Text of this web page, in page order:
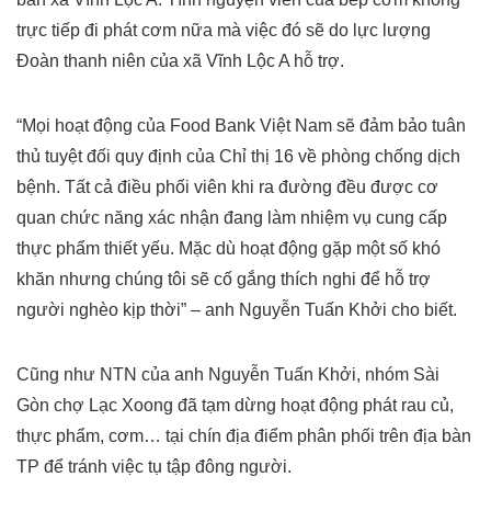
trực tiếp đi phát cơm nữa mà việc đó sẽ do lực lượng
Đoàn thanh niên của xã Vĩnh Lộc A hỗ trợ.
“Mọi hoạt động của Food Bank Việt Nam sẽ đảm bảo tuân
thủ tuyệt đối quy định của Chỉ thị 16 về phòng chống dịch
bệnh. Tất cả điều phối viên khi ra đường đều được cơ
quan chức năng xác nhận đang làm nhiệm vụ cung cấp
thực phẩm thiết yếu. Mặc dù hoạt động gặp một số khó
khăn nhưng chúng tôi sẽ cố gắng thích nghi để hỗ trợ
người nghèo kịp thời” – anh Nguyễn Tuấn Khởi cho biết.
Cũng như NTN của anh Nguyễn Tuấn Khởi, nhóm Sài
Gòn chợ Lạc Xoong đã tạm dừng hoạt động phát rau củ,
thực phẩm, cơm… tại chín địa điểm phân phối trên địa bàn
TP để tránh việc tụ tập đông người.